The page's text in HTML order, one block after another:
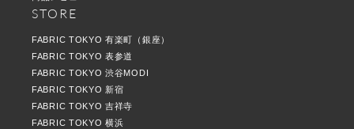
STORE
FABRIC TOKYO 有楽町（銀座）
FABRIC TOKYO 表参道
FABRIC TOKYO 渋谷MODI
FABRIC TOKYO 新宿
FABRIC TOKYO 吉祥寺
FABRIC TOKYO 横浜